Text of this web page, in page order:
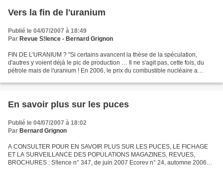
Vers la fin de l'uranium
Publié le 04/07/2007 à 18:49
Par Revue S!lence - Bernard Grignon
FIN DE L'URANIUM ? "Si certains avancent la thèse de la spéculation,
d'autres y voient déjà le pic de production … Il ne s'agit pas, cette fois, du
pétrole mais de l'uranium ! En 2006, le prix du combustible nucléaire a
En savoir plus sur les puces
Publié le 04/07/2007 à 18:02
Par Bernard Grignon
A CONSULTER POUR EN SAVOIR PLUS SUR LES PUCES, LE FICHAGE
ET LA SURVEILLANCE DES POPULATIONS MAGAZINES, REVUES,
BROCHURES : S!lence n° 347, de juin 2007 Ecorev n° 24, automne 2006